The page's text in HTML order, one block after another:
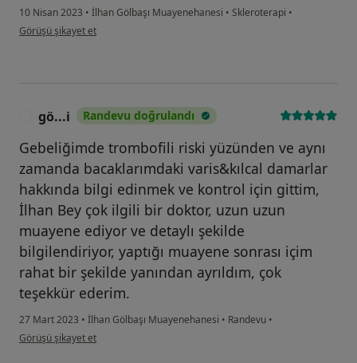
10 Nisan 2023 • İlhan Gölbaşı Muayenehanesi • Skleroterapi •
kullanıcının görüşüne göre e....t
Görüşü şikayet et
gö...i Randevu doğrulandı
Gebeliğimde trombofili riski yüzünden ve aynı
zamanda bacaklarımdaki varis&kılcal damarlar
hakkında bilgi edinmek ve kontrol için gittim,
İlhan Bey çok ilgili bir doktor, uzun uzun
muayene ediyor ve detaylı şekilde
bilgilendiriyor, yaptığı muayene sonrası içim
rahat bir şekilde yanından ayrıldım, çok
teşekkür ederim.
27 Mart 2023 • İlhan Gölbaşı Muayenehanesi • Randevu •
kullanıcının görüşüne göre gö...i
Görüşü şikayet et